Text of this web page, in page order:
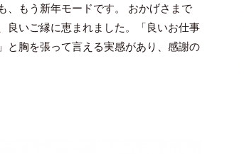
豪
、もう新年モードです。 おかげさまで
良いご縁に恵まれました。「良いお仕事
と胸を張って言える実感があり、感謝の